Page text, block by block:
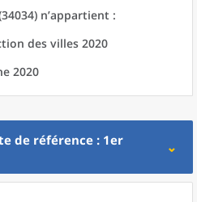
n’appartient :
des villes 2020
2020
de référence : 1er